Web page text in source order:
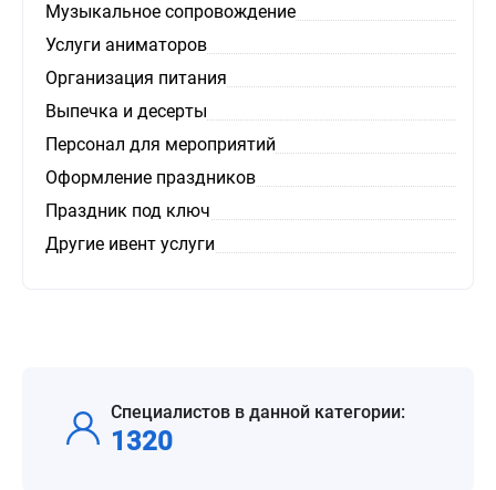
Музыкальное сопровождение
Услуги аниматоров
Организация питания
Выпечка и десерты
Персонал для мероприятий
Оформление праздников
Праздник под ключ
Другие ивент услуги
Специалистов в данной категории:
1320